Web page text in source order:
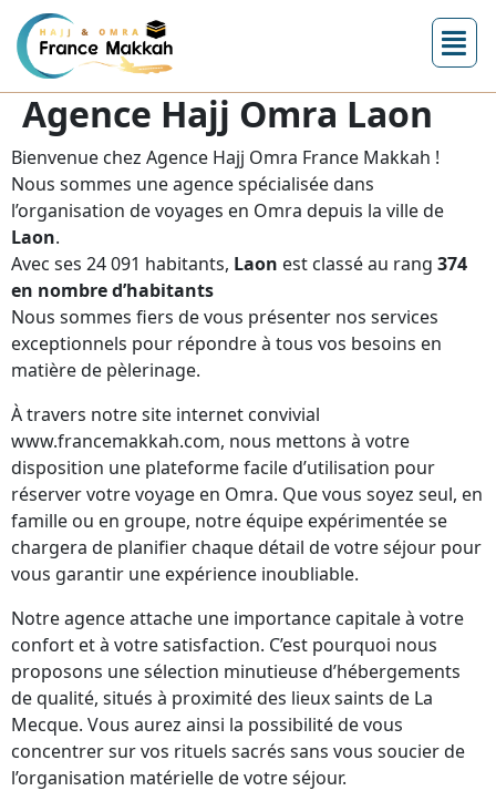
Agence Hajj Omra Laon
Bienvenue chez Agence Hajj Omra France Makkah !
Nous sommes une agence spécialisée dans
l’organisation de voyages en Omra depuis la ville de
Laon.
Avec ses 24 091 habitants, Laon est classé au rang 374
en nombre d’habitants
Nous sommes fiers de vous présenter nos services
exceptionnels pour répondre à tous vos besoins en
matière de pèlerinage.
À travers notre site internet convivial
www.francemakkah.com, nous mettons à votre
disposition une plateforme facile d’utilisation pour
réserver votre voyage en Omra. Que vous soyez seul, en
famille ou en groupe, notre équipe expérimentée se
chargera de planifier chaque détail de votre séjour pour
vous garantir une expérience inoubliable.
Notre agence attache une importance capitale à votre
confort et à votre satisfaction. C’est pourquoi nous
proposons une sélection minutieuse d’hébergements
de qualité, situés à proximité des lieux saints de La
Mecque. Vous aurez ainsi la possibilité de vous
concentrer sur vos rituels sacrés sans vous soucier de
l’organisation matérielle de votre séjour.